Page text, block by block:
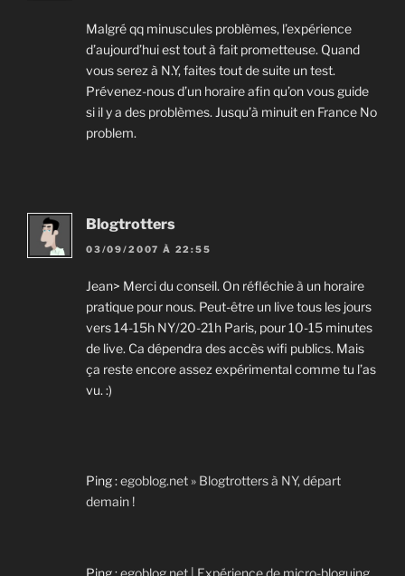
Malgré qq minuscules problèmes, l’expérience
d’aujourd’hui est tout à fait prometteuse. Quand
vous serez à N.Y, faites tout de suite un test.
Prévenez-nous d’un horaire afin qu’on vous guide
si il y a des problèmes. Jusqu’à minuit en France No
problem.
Blogtrotters
03/09/2007 À 22:55
Jean> Merci du conseil. On réfléchie à un horaire
pratique pour nous. Peut-être un live tous les jours
vers 14-15h NY/20-21h Paris, pour 10-15 minutes
de live. Ca dépendra des accès wifi publics. Mais
ça reste encore assez expérimental comme tu l’as
vu. :)
Ping :egoblog.net » Blogtrotters à NY, départ
demain !
Ping :egoblog.net | Expérience de micro-bloguing